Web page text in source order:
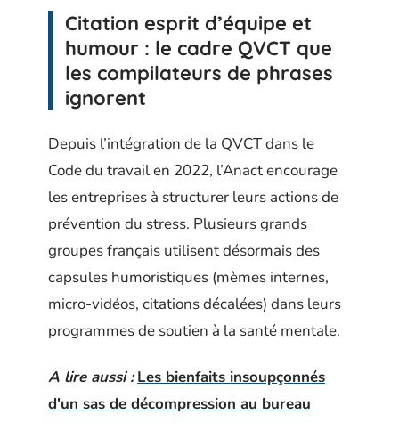
Citation esprit d’équipe et
humour : le cadre QVCT que
les compilateurs de phrases
ignorent
Depuis l’intégration de la QVCT dans le
Code du travail en 2022, l’Anact encourage
les entreprises à structurer leurs actions de
prévention du stress. Plusieurs grands
groupes français utilisent désormais des
capsules humoristiques (mèmes internes,
micro-vidéos, citations décalées) dans leurs
programmes de soutien à la santé mentale.
A lire aussi : Les bienfaits insoupçonnés
d'un sas de décompression au bureau